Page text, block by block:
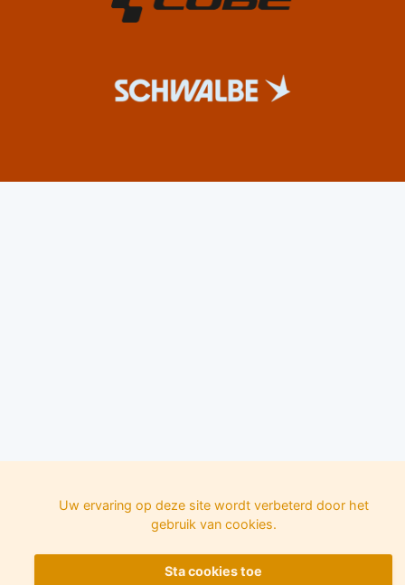
Uw ervaring op deze site wordt verbeterd door het
gebruik van cookies.
Sta cookies toe